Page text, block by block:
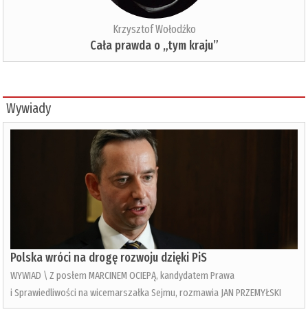
Krzysztof Wołodźko
Cała prawda o „tym kraju”
Wywiady
Polska wróci na drogę rozwoju dzięki PiS
WYWIAD \ Z posłem MARCINEM OCIEPĄ, kandydatem Prawa
i Sprawiedliwości na wicemarszałka Sejmu, rozmawia JAN PRZEMYŁSKI